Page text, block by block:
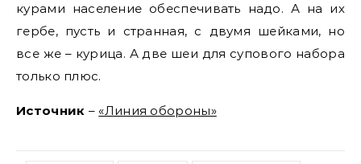
курами население обеспечивать надо. А на их
гербе, пусть и странная, с двумя шейками, но
все же – курица. А две шеи для супового набора
только плюс.
Источник – «Линия обороны»